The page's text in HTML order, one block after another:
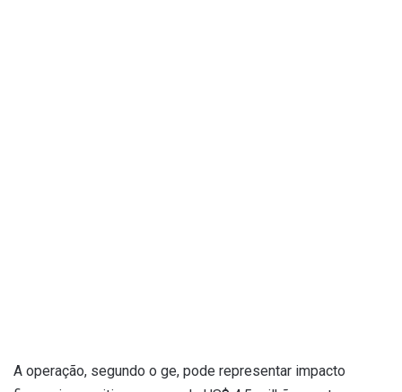
A operação, segundo o ge, pode representar impacto